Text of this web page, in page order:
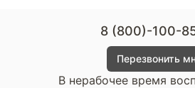
8 (800)-100-
Перезвонить
В нерабочее время